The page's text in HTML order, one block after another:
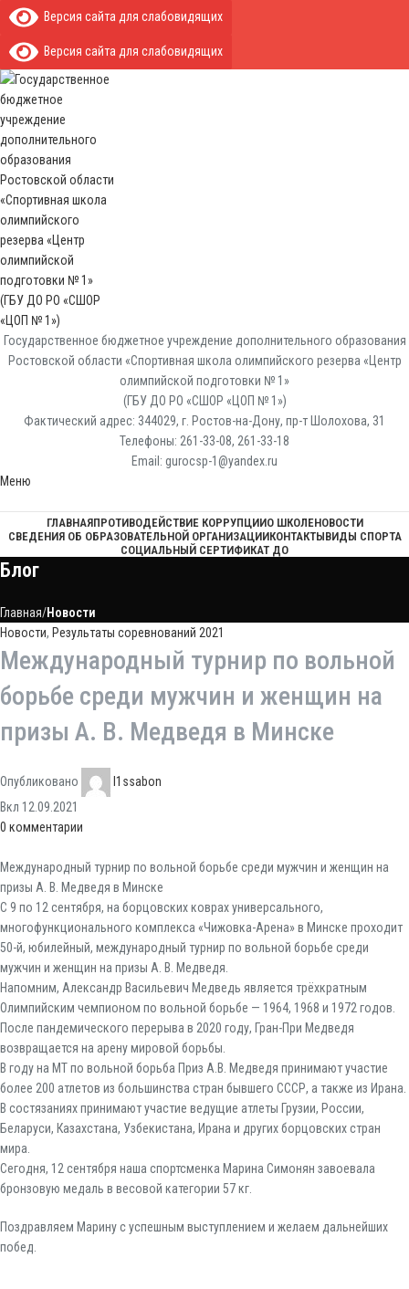
Версия сайта для слабовидящих
Версия сайта для слабовидящих
Государственное бюджетное учреждение дополнительного образования
Ростовской области «Спортивная школа олимпийского резерва «Центр
олимпийской подготовки № 1»
(ГБУ ДО РО «СШОР «ЦОП № 1»)
Фактический адрес: 344029, г. Ростов-на-Дону, пр-т Шолохова, 31
Телефоны: 261-33-08, 261-33-18
Email: gurocsp-1@yandex.ru
Меню
ГЛАВНАЯПРОТИВОДЕЙСТВИЕ КОРРУПЦИИО ШКОЛЕНОВОСТИ
СВЕДЕНИЯ ОБ ОБРАЗОВАТЕЛЬНОЙ ОРГАНИЗАЦИИКОНТАКТЫВИДЫ СПОРТА
СОЦИАЛЬНЫЙ СЕРТИФИКАТ ДО
Блог
Главная Новости
Новости, Результаты соревнований 2021
Международный турнир по вольной
борьбе среди мужчин и женщин на
призы А. В. Медведя в Минске
Опубликовано
l1ssabon
Вкл 12.09.2021
0 комментарии
Международный турнир по вольной борьбе среди мужчин и женщин на
призы А. В. Медведя в Минске
С 9 по 12 сентября, на борцовских коврах универсального,
многофункционального комплекса «Чижовка-Арена» в Минске проходит
50-й, юбилейный, международный турнир по вольной борьбе среди
мужчин и женщин на призы А. В. Медведя.
Напомним, Александр Васильевич Медведь является трёхкратным
Олимпийским чемпионом по вольной борьбе — 1964, 1968 и 1972 годов.
После пандемического перерыва в 2020 году, Гран-При Медведя
возвращается на арену мировой борьбы.
В году на МТ по вольной борьба Приз А.В. Медведя принимают участие
более 200 атлетов из большинства стран бывшего СССР, а также из Ирана.
В состязаниях принимают участие ведущие атлеты Грузии, России,
Беларуси, Казахстана, Узбекистана, Ирана и других борцовских стран
мира.
Сегодня, 12 сентября наша спортсменка Марина Симонян завоевала
бронзовую медаль в весовой категории 57 кг.
Поздравляем Марину с успешным выступлением и желаем дальнейших
побед.